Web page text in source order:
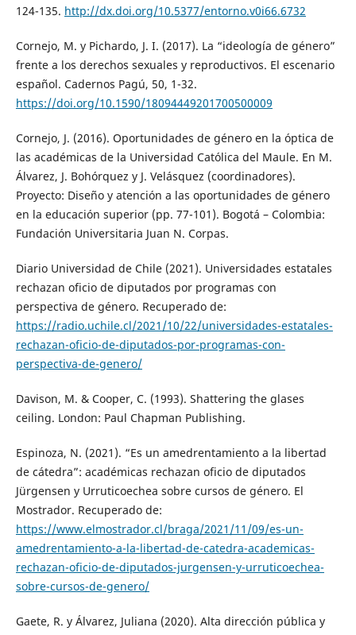
124-135. http://dx.doi.org/10.5377/entorno.v0i66.6732
Cornejo, M. y Pichardo, J. I. (2017). La “ideología de género”
frente a los derechos sexuales y reproductivos. El escenario
español. Cadernos Pagú, 50, 1-32.
https://doi.org/10.1590/18094449201700500009
Cornejo, J. (2016). Oportunidades de género en la óptica de
las académicas de la Universidad Católica del Maule. En M.
Álvarez, J. Bohórquez y J. Velásquez (coordinadores).
Proyecto: Diseño y atención a las oportunidades de género
en la educación superior (pp. 77-101). Bogotá – Colombia:
Fundación Universitaria Juan N. Corpas.
Diario Universidad de Chile (2021). Universidades estatales
rechazan oficio de diputados por programas con
perspectiva de género. Recuperado de:
https://radio.uchile.cl/2021/10/22/universidades-estatales-
rechazan-oficio-de-diputados-por-programas-con-
perspectiva-de-genero/
Davison, M. & Cooper, C. (1993). Shattering the glases
ceiling. London: Paul Chapman Publishing.
Espinoza, N. (2021). “Es un amedrentamiento a la libertad
de cátedra”: académicas rechazan oficio de diputados
Jürgensen y Urruticoechea sobre cursos de género. El
Mostrador. Recuperado de:
https://www.elmostrador.cl/braga/2021/11/09/es-un-
amedrentamiento-a-la-libertad-de-catedra-academicas-
rechazan-oficio-de-diputados-jurgensen-y-urruticoechea-
sobre-cursos-de-genero/
Gaete, R. y Álvarez, Juliana (2020). Alta dirección pública y